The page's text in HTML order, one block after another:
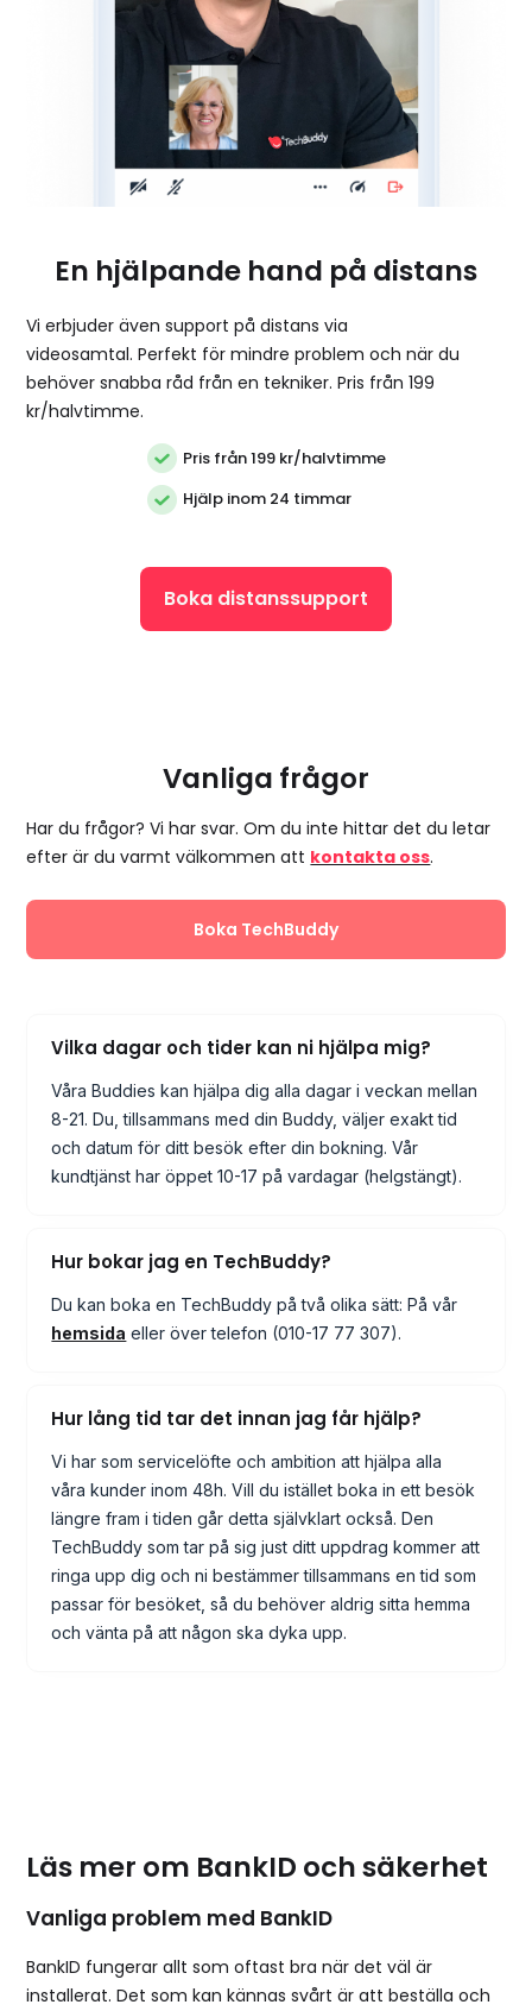
En hjälpande hand på distans
Vi erbjuder även support på distans via
videosamtal. Perfekt för mindre problem och när du
behöver snabba råd från en tekniker. Pris från 199
kr/halvtimme.
Pris från 199 kr/halvtimme
Hjälp inom 24 timmar
Boka distanssupport
Vanliga frågor
Har du frågor? Vi har svar. Om du inte hittar det du letar
efter är du varmt välkommen att kontakta oss.
Boka TechBuddy
Vilka dagar och tider kan ni hjälpa mig?
Våra Buddies kan hjälpa dig alla dagar i veckan mellan
8-21. Du, tillsammans med din Buddy, väljer exakt tid
och datum för ditt besök efter din bokning. Vår
kundtjänst har öppet 10-17 på vardagar (helgstängt).
Hur bokar jag en TechBuddy?
Du kan boka en TechBuddy på två olika sätt: På vår
hemsida eller över telefon (010-17 77 307).
Hur lång tid tar det innan jag får hjälp?
Vi har som servicelöfte och ambition att hjälpa alla
våra kunder inom 48h. Vill du istället boka in ett besök
längre fram i tiden går detta självklart också. Den
TechBuddy som tar på sig just ditt uppdrag kommer att
ringa upp dig och ni bestämmer tillsammans en tid som
passar för besöket, så du behöver aldrig sitta hemma
och vänta på att någon ska dyka upp.
Läs mer om BankID och säkerhet
Vanliga problem med BankID
BankID fungerar allt som oftast bra när det väl är
installerat. Det som kan kännas svårt är att beställa och